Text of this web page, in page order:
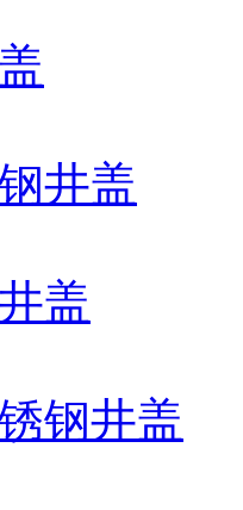
井盖
盖
钢井盖